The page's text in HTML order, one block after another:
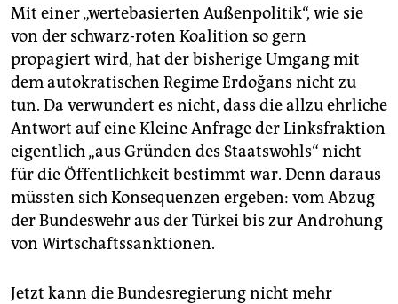
Mit einer „wertebasierten Außenpolitik“, wie sie
von der schwarz-roten Koalition so gern
propagiert wird, hat der bisherige Umgang mit
dem autokratischen Regime Erdoğans nicht zu
tun. Da verwundert es nicht, dass die allzu ehrliche
Antwort auf eine Kleine Anfrage der Linksfraktion
eigentlich „aus Gründen des Staatswohls“ nicht
für die Öffentlichkeit bestimmt war. Denn daraus
müssten sich Konsequenzen ergeben: vom Abzug
der Bundeswehr aus der Türkei bis zur Androhung
von Wirtschaftssanktionen.
Jetzt kann die Bundesregierung nicht mehr